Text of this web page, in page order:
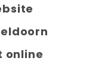
online